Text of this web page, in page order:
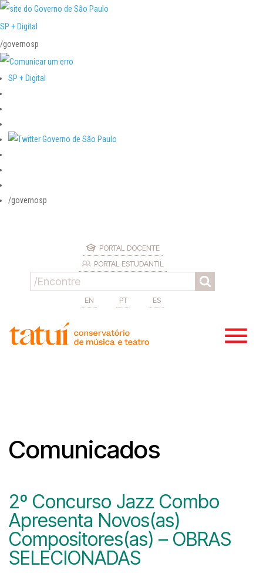
SP + Digital
/governosp
SP + Digital
/governosp
PORTAL DOCENTE
PORTAL ESTUDANTIL
EN PT ES
Comunicados
2º Concurso Jazz Combo
Apresenta Novos(as)
Compositores(as) – OBRAS
SELECIONADAS